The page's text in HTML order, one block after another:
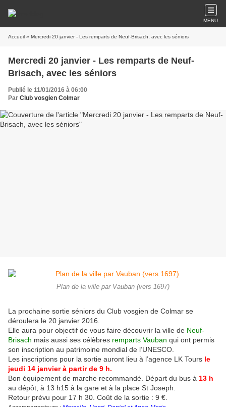
MENU
Accueil » Mercredi 20 janvier - Les remparts de Neuf-Brisach, avec les séniors
Mercredi 20 janvier - Les remparts de Neuf-
Brisach, avec les séniors
Publié le 11/01/2016 à 06:00
Par Club vosgien Colmar
Plan de la ville par Vauban (vers 1697)
La prochaine sortie séniors du Club vosgien de Colmar se
déroulera le 20 janvier 2016.
Elle aura pour objectif de vous faire découvrir la ville de Neuf-
Brisach mais aussi ses célèbres remparts Vauban qui ont permis
son inscription au patrimoine mondial de l’UNESCO.
Les inscriptions pour la sortie auront lieu à l’agence LK Tours le
jeudi 14 janvier à partir de 9 h.
Bon équipement de marche recommandé. Départ du bus à 13 h
au dépôt, à 13 h15 à la gare et à la place St Joseph.
Retour prévu pour 17 h 30. Coût de la sortie : 9 €.